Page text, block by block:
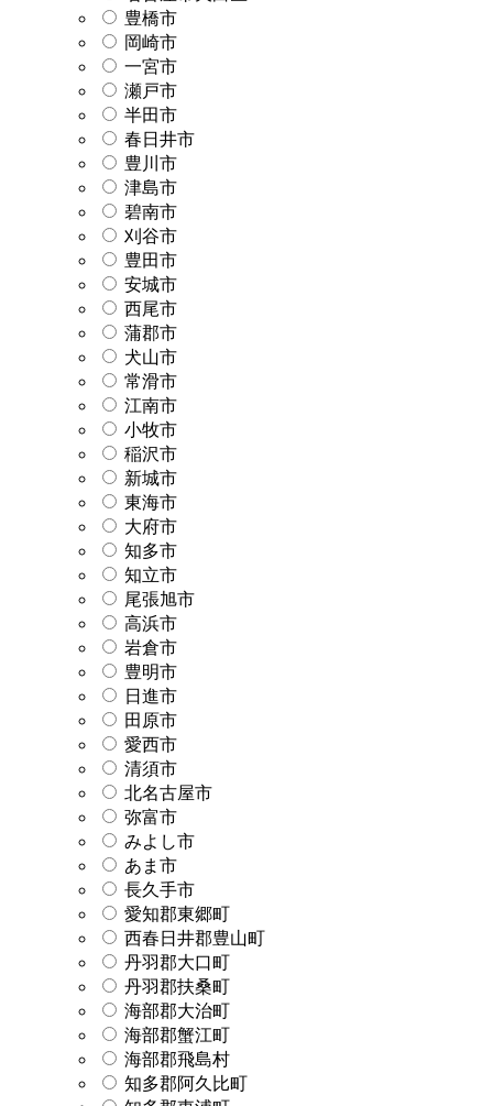
豊橋市
岡崎市
一宮市
瀬戸市
半田市
春日井市
豊川市
津島市
碧南市
刈谷市
豊田市
安城市
西尾市
蒲郡市
犬山市
常滑市
江南市
小牧市
稲沢市
新城市
東海市
大府市
知多市
知立市
尾張旭市
高浜市
岩倉市
豊明市
日進市
田原市
愛西市
清須市
北名古屋市
弥富市
みよし市
あま市
長久手市
愛知郡東郷町
西春日井郡豊山町
丹羽郡大口町
丹羽郡扶桑町
海部郡大治町
海部郡蟹江町
海部郡飛島村
知多郡阿久比町